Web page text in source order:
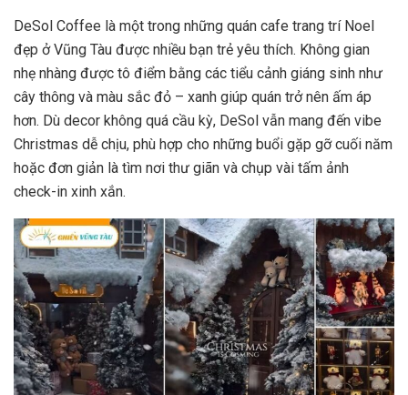
DeSol Coffee là một trong những quán cafe trang trí Noel
đẹp ở Vũng Tàu được nhiều bạn trẻ yêu thích. Không gian
nhẹ nhàng được tô điểm bằng các tiểu cảnh giáng sinh như
cây thông và màu sắc đỏ – xanh giúp quán trở nên ấm áp
hơn. Dù decor không quá cầu kỳ, DeSol vẫn mang đến vibe
Christmas dễ chịu, phù hợp cho những buổi gặp gỡ cuối năm
hoặc đơn giản là tìm nơi thư giãn và chụp vài tấm ảnh
check-in xinh xắn.